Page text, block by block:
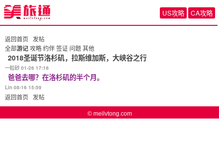
CA攻略
US攻略
返回首页 发帖
全部游记攻略约伴签证 问题其他
2018圣诞节洛杉矶，拉斯维加斯，大峡谷之行
一粒砂 01-26 17:16
爸爸去哪？在洛杉矶的半个月。
Lin 08-16 15:59
返回首页 发帖
© meilvtong.com